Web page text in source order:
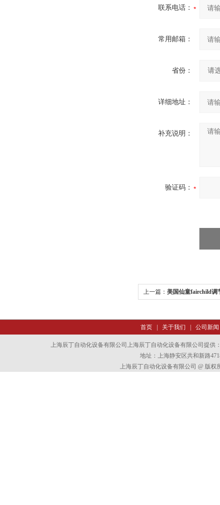
联系电话：
常用邮箱：
省份：
详细地址：
补充说明：
验证码：
上一篇： 美国仙童fairchild调
首页| 关于我们 公司新闻
上海辰丁自动化设备有限公司上海辰丁自动化设备有限公司提供
地址：上海静安区共和新路
上海辰丁自动化设备有限公司 @ 版权